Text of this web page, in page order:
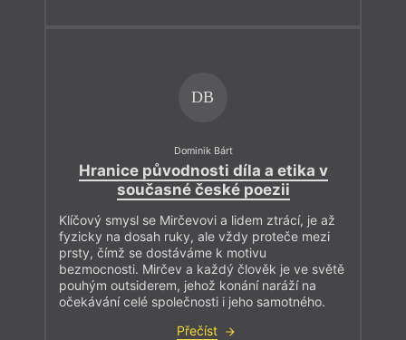
DB
Dominik Bárt
Hranice původnosti díla a etika v
současné české poezii
Klíčový smysl se Mirčevovi a lidem ztrácí, je až
fyzicky na dosah ruky, ale vždy proteče mezi
prsty, čímž se dostáváme k motivu
bezmocnosti. Mirčev a každý člověk je ve světě
pouhým outsiderem, jehož konání naráží na
očekávání celé společnosti i jeho samotného.
Přečíst